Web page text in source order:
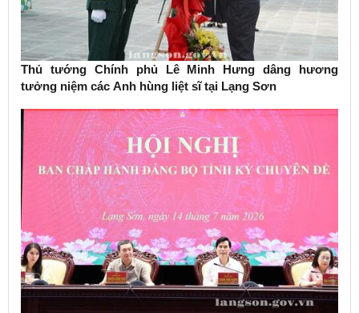
Thủ tướng Chính phủ Lê Minh Hưng dâng hương
tưởng niệm các Anh hùng liệt sĩ tại Lạng Sơn